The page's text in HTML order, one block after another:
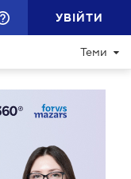
УВІЙТИ
Теми